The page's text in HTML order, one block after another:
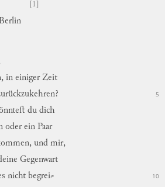
[1]
, in einiger Zeit
? 5
du dich
oder ein Paar
, und mir,
Gegenwart
nicht begrei⸗ 10